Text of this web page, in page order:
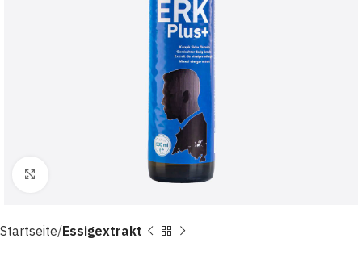
Startseite Essigextrakt